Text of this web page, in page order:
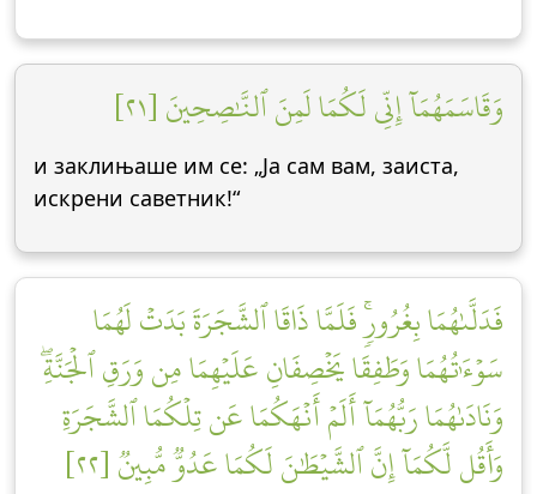
وَقَاسَمَهُمَآ إِنِّي لَكُمَا لَمِنَ ٱلنَّٰصِحِينَ [٢١]
и заклињаше им се: „Ја сам вам, заиста,
искрени саветник!“
فَدَلَّىٰهُمَا بِغُرُورٖۚ فَلَمَّا ذَاقَا ٱلشَّجَرَةَ بَدَتۡ لَهُمَا
سَوۡءَٰتُهُمَا وَطَفِقَا يَخۡصِفَانِ عَلَيۡهِمَا مِن وَرَقِ ٱلۡجَنَّةِۖ
وَنَادَىٰهُمَا رَبُّهُمَآ أَلَمۡ أَنۡهَكُمَا عَن تِلۡكُمَا ٱلشَّجَرَةِ
وَأَقُل لَّكُمَآ إِنَّ ٱلشَّيۡطَٰنَ لَكُمَا عَدُوّٞ مُّبِينٞ [٢٢]